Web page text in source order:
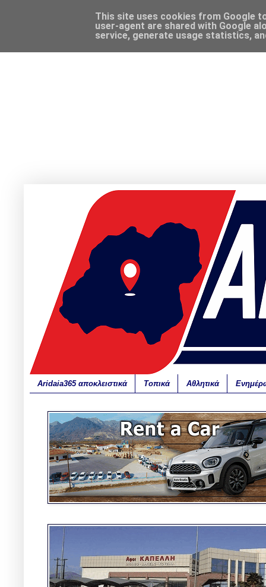
Aridaia365 αποκλειστικά Τοπικά Αθλητικά
This site uses cookies from Google
user-agent are shared with Google
service, generate usage statistics,